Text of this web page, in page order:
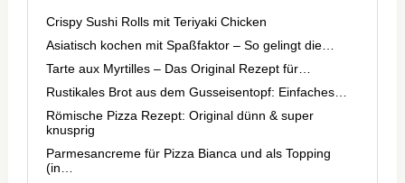
Crispy Sushi Rolls mit Teriyaki Chicken
Asiatisch kochen mit Spaßfaktor – So gelingt die…
Tarte aux Myrtilles – Das Original Rezept für…
Rustikales Brot aus dem Gusseisentopf: Einfaches…
Römische Pizza Rezept: Original dünn & super
knusprig
Parmesancreme für Pizza Bianca und als Topping
(in…